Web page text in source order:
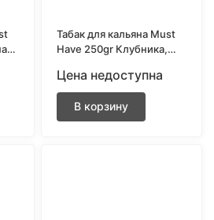
Табак для кальяна Must
Have 250gr Клубника,
Цена недоступна
В корзину